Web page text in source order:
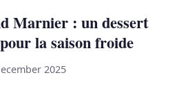
Marnier : un dessert
la saison froide
2025